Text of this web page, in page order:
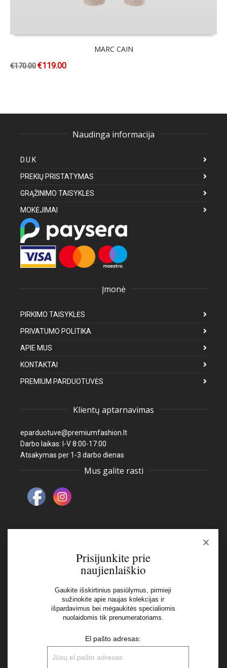
MARC CAIN
€170.00€119.00
Naudinga informacija
D.U.K
PREKIŲ PRISTATYMAS
GRĄŽINIMO TAISYKLĖS
MOKĖJIMAI
Įmonė
PIRKIMO TAISYKLĖS
PRIVATUMO POLITIKA
APIE MUS
KONTAKTAI
PREMIUM PARDUOTUVĖS
Klientų aptarnavimas
eparduotuve@premiumfashion.lt
Darbo laikas: I-V 8:00-17:00
Atsakymas per 1-3 darbo dienas
Mus galite rasti
Naujienlaiškis
Aš perskaičiau ir sutinku su Privatumo Politikos
×
Prisijunkite prie
naujienlaiškio
Gaukite išskirtinius pasiūlymus, pirmieji
sužinokite apie naujas kolekcijas ir
išpardavimus bei mėgaukitės specialiomis
nuolaidomis tik prenumeratoriams.
El pašto adresas: